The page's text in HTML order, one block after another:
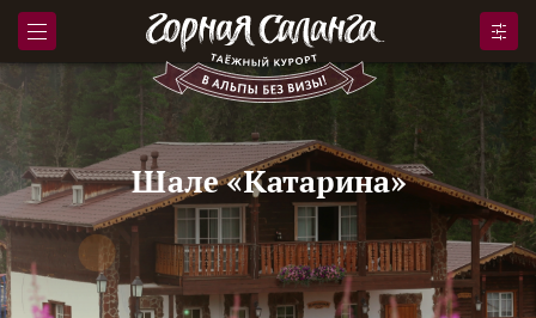
Шале «Катарина»